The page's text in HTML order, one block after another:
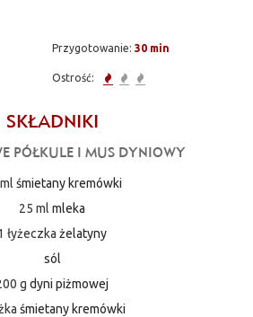
Przygotowanie: 30 min
Ostrość:
SKŁADNIKI
PÓŁKULE I MUS DYNIOWY
śmietany kremówki
25 ml mleka
łyżeczka żelatyny
sól
g dyni piżmowej
śmietany kremówki